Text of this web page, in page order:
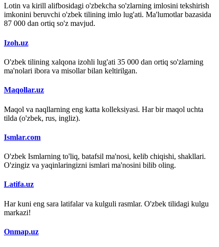
Lotin va kirill alifbosidagi o'zbekcha so'zlarning imlosini tekshirish
imkonini beruvchi o'zbek tilining imlo lug'ati. Ma'lumotlar bazasida
87 000 dan ortiq so'z mavjud.
Izoh.uz
O'zbek tilining xalqona izohli lug'ati 35 000 dan ortiq so'zlarning
ma'nolari ibora va misollar bilan keltirilgan.
Maqollar.uz
Maqol va naqllarning eng katta kolleksiyasi. Har bir maqol uchta
tilda (o'zbek, rus, ingliz).
Ismlar.com
O'zbek Ismlarning to'liq, batafsil ma'nosi, kelib chiqishi, shakllari.
O'zingiz va yaqinlaringizni ismlari ma'nosini bilib oling.
Latifa.uz
Har kuni eng sara latifalar va kulguli rasmlar. O'zbek tilidagi kulgu
markazi!
Onmap.uz